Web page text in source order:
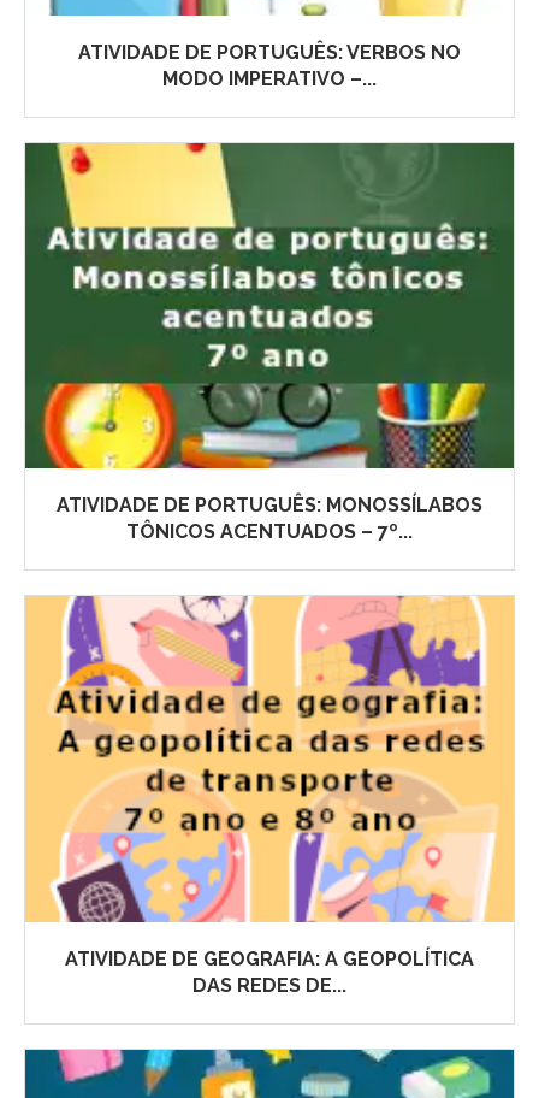
ATIVIDADE DE PORTUGUÊS: VERBOS NO
MODO IMPERATIVO –...
ATIVIDADE DE PORTUGUÊS: MONOSSÍLABOS
TÔNICOS ACENTUADOS – 7º...
ATIVIDADE DE GEOGRAFIA: A GEOPOLÍTICA
DAS REDES DE...